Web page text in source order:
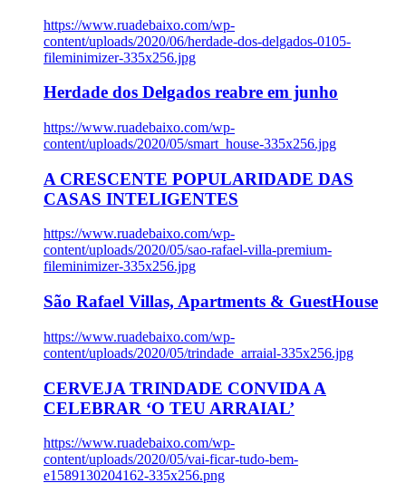
https://www.ruadebaixo.com/wp-
content/uploads/2020/06/herdade-dos-delgados-0105-
fileminimizer-335x256.jpg
Herdade dos Delgados reabre em junho
https://www.ruadebaixo.com/wp-
content/uploads/2020/05/smart_house-335x256.jpg
A CRESCENTE POPULARIDADE DAS
CASAS INTELIGENTES
https://www.ruadebaixo.com/wp-
content/uploads/2020/05/sao-rafael-villa-premium-
fileminimizer-335x256.jpg
São Rafael Villas, Apartments & GuestHouse
https://www.ruadebaixo.com/wp-
content/uploads/2020/05/trindade_arraial-335x256.jpg
CERVEJA TRINDADE CONVIDA A
CELEBRAR ‘O TEU ARRAIAL’
https://www.ruadebaixo.com/wp-
content/uploads/2020/05/vai-ficar-tudo-bem-
e1589130204162-335x256.png